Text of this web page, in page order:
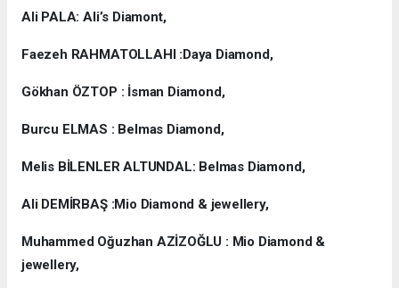
Ali PALA: Ali’s Diamont,
Faezeh RAHMATOLLAHI :Daya Diamond,
Gökhan ÖZTOP : İsman Diamond,
Burcu ELMAS : Belmas Diamond,
Melis BİLENLER ALTUNDAL: Belmas Diamond,
Ali DEMİRBAŞ :Mio Diamond & jewellery,
Muhammed Oğuzhan AZİZOĞLU : Mio Diamond &
jewellery,